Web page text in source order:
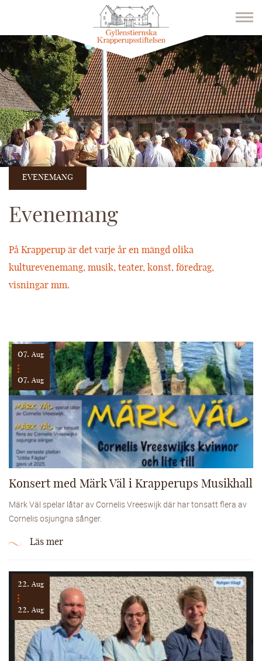
EVENEMANG
Evenemang
På Krapperup är det varje år en mängd olika
kulturevenemang, musik, teater, konst, föredrag,
visningar mm.
07. Aug
07. Aug
Konsert med Märk Väl i Krapperups Musikhall
Märk Väl spelar låtar av Cornelis Vreeswijk där har tonsatt flera av
Cornelis osjungna sånger.
Läs mer
22. Aug
22. Aug